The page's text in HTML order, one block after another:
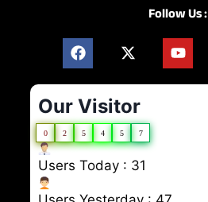
Follow Us :
Our Visitor
0 2 5 4 5 7
Users Today : 31